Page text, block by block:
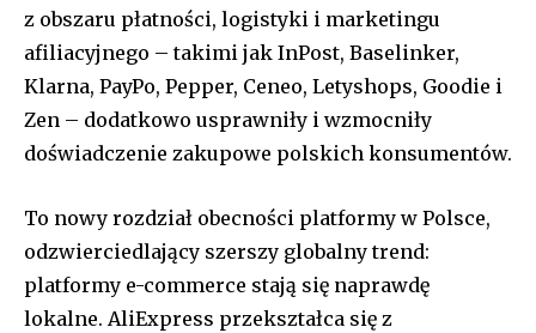
z obszaru płatności, logistyki i marketingu
afiliacyjnego – takimi jak InPost, Baselinker,
Klarna, PayPo, Pepper, Ceneo, Letyshops, Goodie i
Zen – dodatkowo usprawniły i wzmocniły
doświadczenie zakupowe polskich konsumentów.
To nowy rozdział obecności platformy w Polsce,
odzwierciedlający szerszy globalny trend:
platformy e-commerce stają się naprawdę
lokalne. AliExpress przekształca się z